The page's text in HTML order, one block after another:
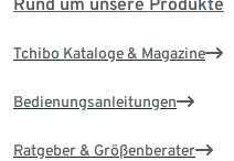
Rund um unsere Produkte
Tchibo Kataloge & Magazine
Bedienungsanleitungen
Ratgeber & Größenberater